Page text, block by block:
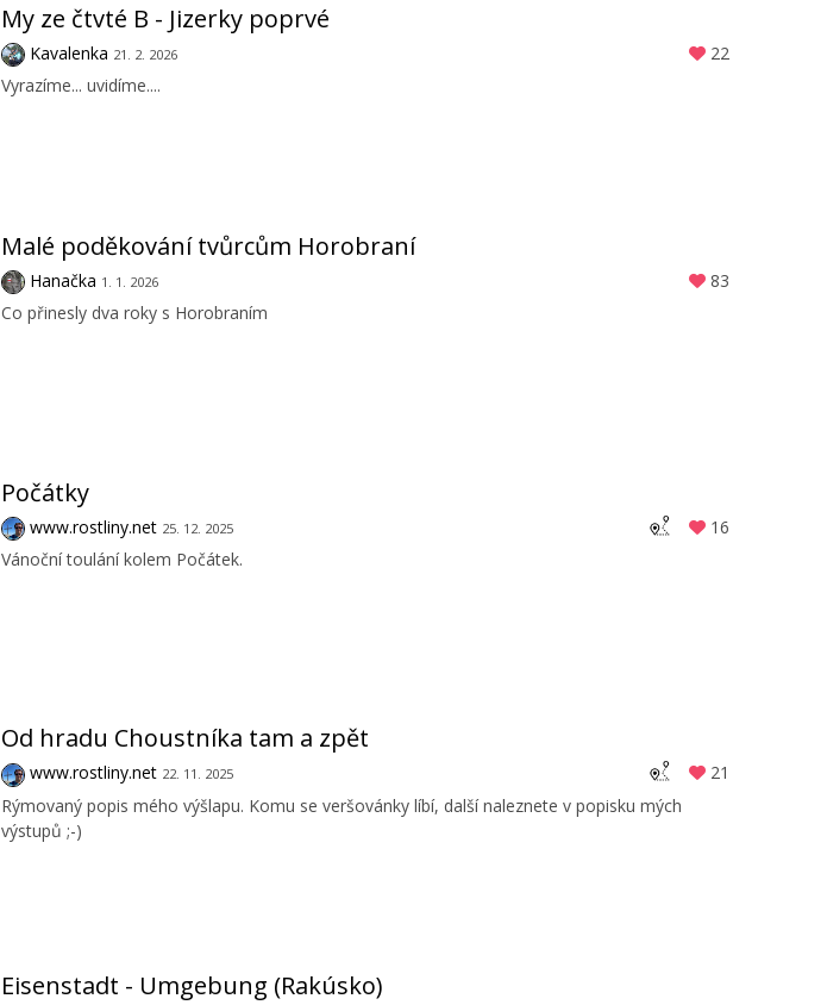
My ze čtvté B - Jizerky poprvé
Kavalenka 21. 2. 2026
22
Vyrazíme... uvidíme....
Malé poděkování tvůrcům Horobraní
Hanačka 1. 1. 2026
83
Co přinesly dva roky s Horobraním
Počátky
www.rostliny.net 25. 12. 2025
16
Vánoční toulání kolem Počátek.
Od hradu Choustníka tam a zpět
www.rostliny.net 22. 11. 2025
21
Rýmovaný popis mého výšlapu. Komu se veršovánky líbí, další naleznete v popisku mých
výstupů ;-)
Eisenstadt - Umgebung (Rakúsko)